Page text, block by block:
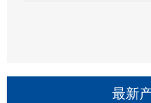
最新